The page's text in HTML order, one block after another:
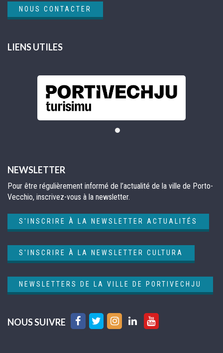
NOUS CONTACTER
LIENS UTILES
NEWSLETTER
Pour être régulièrement informé de l’actualité de la ville de Porto-
Vecchio, inscrivez-vous à la newsletter.
S'INSCRIRE À LA NEWSLETTER ACTUALITÉS
S'INSCRIRE À LA NEWSLETTER CULTURA
NEWSLETTERS DE LA VILLE DE PORTIVECHJU
NOUS SUIVRE
Lien
Lien
Lien
Lien